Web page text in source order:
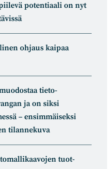
potentiaali on nyt
ohjaus kaipaa
tieto­
ja on siksi
– ensimmäiseksi
tilannekuva
tuot­